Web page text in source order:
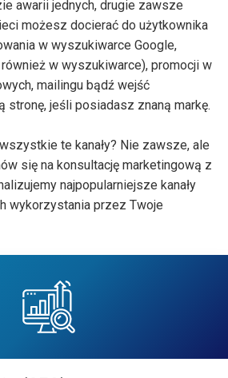
awarii jednych, drugie zawsze
możesz docierać do użytkownika
w wyszukiwarce Google,
w wyszukiwarce), promocji w
mailingu bądź wejść
stronę, jeśli posiadasz znaną markę.
te kanały? Nie zawsze, ale
się na konsultację marketingową z
najpopularniejsze kanały
wykorzystania przez Twoje